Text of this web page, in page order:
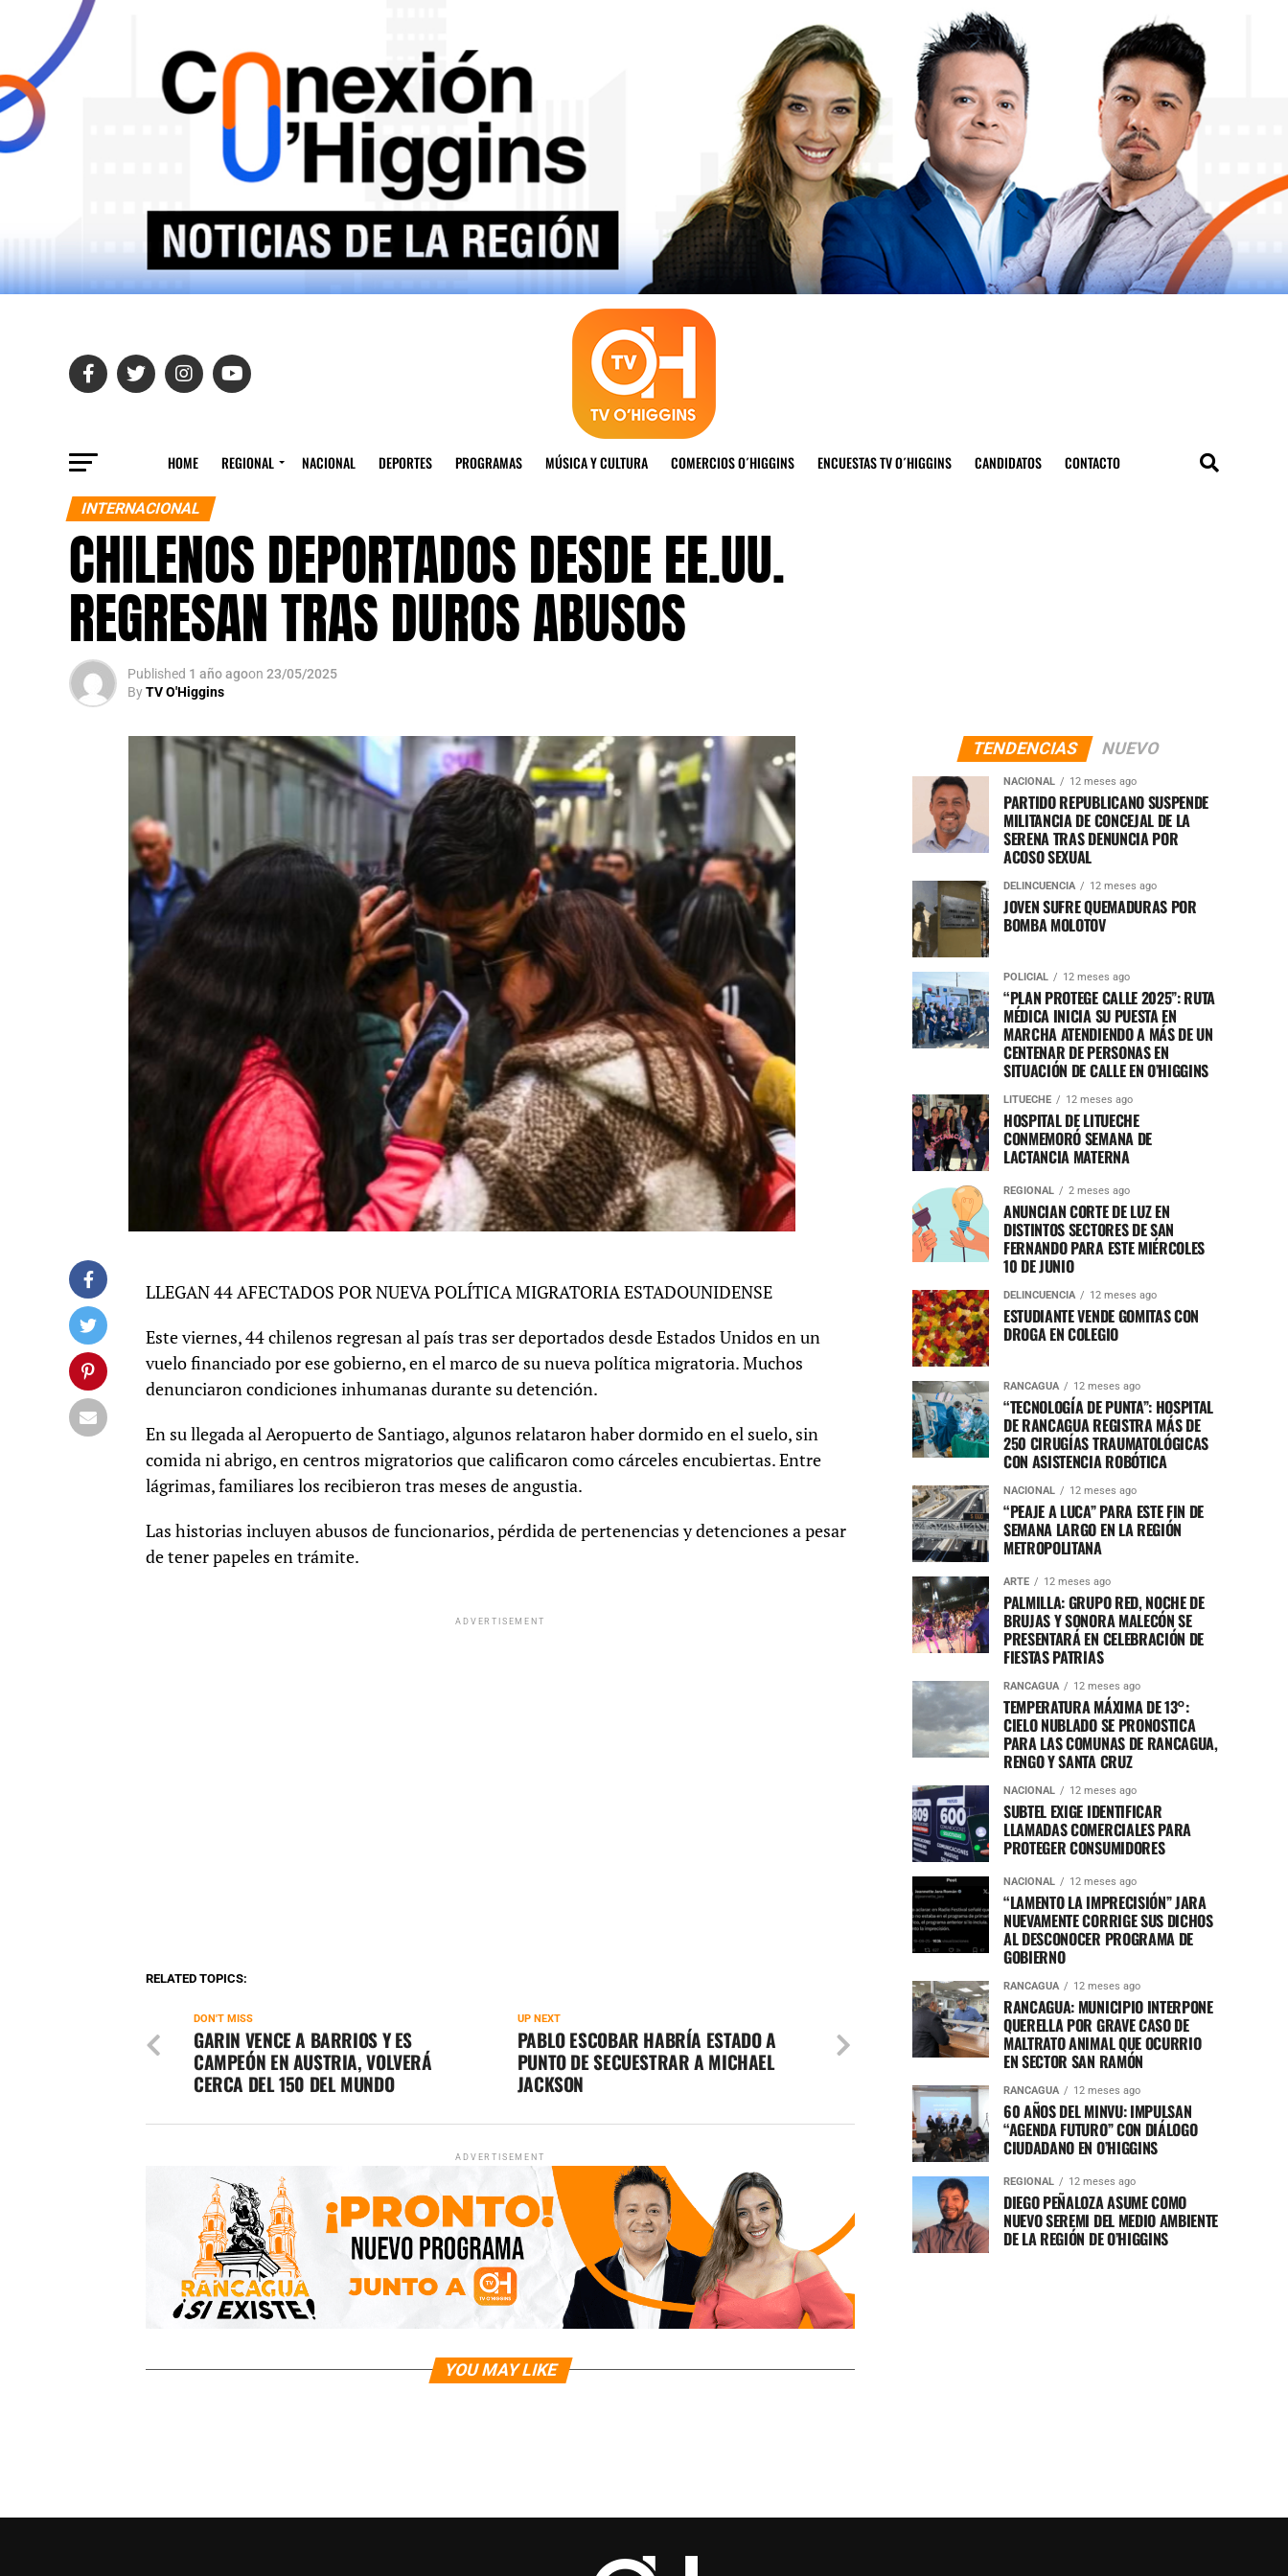
HOME REGIONAL NACIONAL DEPORTES PROGRAMAS MÚSICA Y CULTURA COMERCIOS O´HIGGINS ENCUESTAS TV O´HIGGINS CANDIDATOS CONTACTO
INTERNACIONAL
CHILENOS DEPORTADOS DESDE EE.UU.
REGRESAN TRAS DUROS ABUSOS
Published 1 año agoon 23/05/2025
ByTV O'Higgins
LLEGAN 44 AFECTADOS POR NUEVA POLÍTICA MIGRATORIA ESTADOUNIDENSE
Este viernes, 44 chilenos regresan al país tras ser deportados desde Estados Unidos en un
vuelo financiado por ese gobierno, en el marco de su nueva política migratoria. Muchos
denunciaron condiciones inhumanas durante su detención.
En su llegada al Aeropuerto de Santiago, algunos relataron haber dormido en el suelo, sin
comida ni abrigo, en centros migratorios que calificaron como cárceles encubiertas. Entre
lágrimas, familiares los recibieron tras meses de angustia.
Las historias incluyen abusos de funcionarios, pérdida de pertenencias y detenciones a pesar
de tener papeles en trámite.
ADVERTISEMENT
RELATED TOPICS:
UP NEXT
PABLO ESCOBAR HABRÍA ESTADO A
PUNTO DE SECUESTRAR A MICHAEL
JACKSON
DON'T MISS
GARIN VENCE A BARRIOS Y ES
CAMPEÓN EN AUSTRIA, VOLVERÁ
CERCA DEL 150 DEL MUNDO
ADVERTISEMENT
YOU MAY LIKE
TENDENCIAS NUEVO
NACIONAL 12 meses ago
PARTIDO REPUBLICANO SUSPENDE
MILITANCIA DE CONCEJAL DE LA
SERENA TRAS DENUNCIA POR
ACOSO SEXUAL
DELINCUENCIA 12 meses ago
JOVEN SUFRE QUEMADURAS POR
BOMBA MOLOTOV
POLICIAL 12 meses ago
“PLAN PROTEGE CALLE 2025”: RUTA
MÉDICA INICIA SU PUESTA EN
MARCHA ATENDIENDO A MÁS DE UN
CENTENAR DE PERSONAS EN
SITUACIÓN DE CALLE EN O’HIGGINS
LITUECHE 12 meses ago
HOSPITAL DE LITUECHE
CONMEMORÓ SEMANA DE
LACTANCIA MATERNA
REGIONAL 2 meses ago
ANUNCIAN CORTE DE LUZ EN
DISTINTOS SECTORES DE SAN
FERNANDO PARA ESTE MIÉRCOLES
10 DE JUNIO
DELINCUENCIA 12 meses ago
ESTUDIANTE VENDE GOMITAS CON
DROGA EN COLEGIO
RANCAGUA 12 meses ago
“TECNOLOGÍA DE PUNTA”: HOSPITAL
DE RANCAGUA REGISTRA MÁS DE
250 CIRUGÍAS TRAUMATOLÓGICAS
CON ASISTENCIA ROBÓTICA
NACIONAL 12 meses ago
“PEAJE A LUCA” PARA ESTE FIN DE
SEMANA LARGO EN LA REGIÓN
METROPOLITANA
ARTE 12 meses ago
PALMILLA: GRUPO RED, NOCHE DE
BRUJAS Y SONORA MALECÓN SE
PRESENTARÁ EN CELEBRACIÓN DE
FIESTAS PATRIAS
RANCAGUA 12 meses ago
TEMPERATURA MÁXIMA DE 13°:
CIELO NUBLADO SE PRONOSTICA
PARA LAS COMUNAS DE RANCAGUA,
RENGO Y SANTA CRUZ
NACIONAL 12 meses ago
SUBTEL EXIGE IDENTIFICAR
LLAMADAS COMERCIALES PARA
PROTEGER CONSUMIDORES
NACIONAL 12 meses ago
“LAMENTO LA IMPRECISIÓN” JARA
NUEVAMENTE CORRIGE SUS DICHOS
AL DESCONOCER PROGRAMA DE
GOBIERNO
RANCAGUA 12 meses ago
RANCAGUA: MUNICIPIO INTERPONE
QUERELLA POR GRAVE CASO DE
MALTRATO ANIMAL QUE OCURRIO
EN SECTOR SAN RAMÓN
RANCAGUA 12 meses ago
60 AÑOS DEL MINVU: IMPULSAN
“AGENDA FUTURO” CON DIÁLOGO
CIUDADANO EN O’HIGGINS
REGIONAL 12 meses ago
DIEGO PEÑALOZA ASUME COMO
NUEVO SEREMI DEL MEDIO AMBIENTE
DE LA REGIÓN DE O’HIGGINS